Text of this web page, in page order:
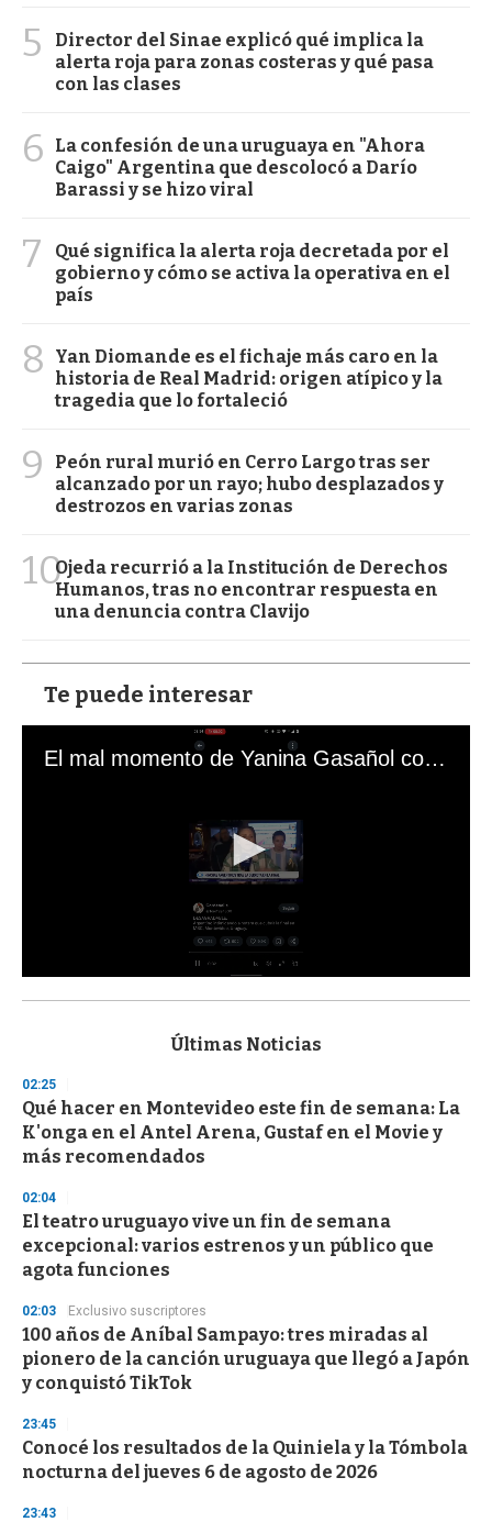
5
Director del Sinae explicó qué implica la
alerta roja para zonas costeras y qué pasa
con las clases
6
La confesión de una uruguaya en "Ahora
Caigo" Argentina que descolocó a Darío
Barassi y se hizo viral
7
Qué significa la alerta roja decretada por el
gobierno y cómo se activa la operativa en el
país
8
Yan Diomande es el fichaje más caro en la
historia de Real Madrid: origen atípico y la
tragedia que lo fortaleció
9
Peón rural murió en Cerro Largo tras ser
alcanzado por un rayo; hubo desplazados y
destrozos en varias zonas
10Ojeda recurrió a la Institución de Derechos
Humanos, tras no encontrar respuesta en
una denuncia contra Clavijo
Te puede interesar
El mal momento de Yanina Gasañol con un hincha argentino en "Subrayado"
s
d
s
o
f
3
s
e
c
o
n
Últimas Noticias
02:25
Qué hacer en Montevideo este fin de semana: La
K'onga en el Antel Arena, Gustaf en el Movie y
más recomendados
02:04
El teatro uruguayo vive un fin de semana
excepcional: varios estrenos y un público que
agota funciones
02:03 Exclusivo suscriptores
100 años de Aníbal Sampayo: tres miradas al
pionero de la canción uruguaya que llegó a Japón
y conquistó TikTok
23:45
Conocé los resultados de la Quiniela y la Tómbola
nocturna del jueves 6 de agosto de 2026
23:43